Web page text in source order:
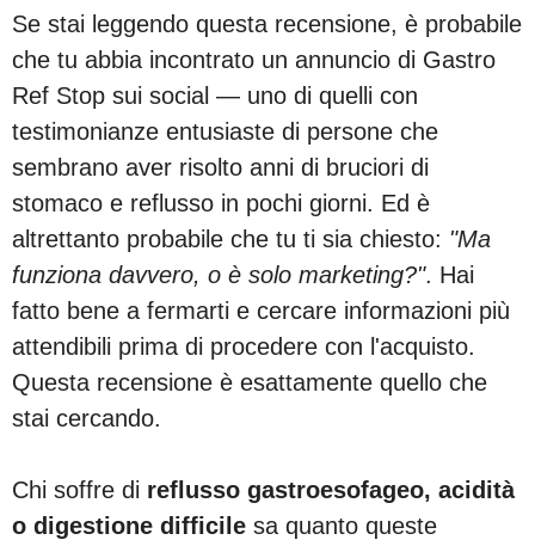
Se stai leggendo questa recensione, è probabile
che tu abbia incontrato un annuncio di Gastro
Ref Stop sui social — uno di quelli con
testimonianze entusiaste di persone che
sembrano aver risolto anni di bruciori di
stomaco e reflusso in pochi giorni. Ed è
altrettanto probabile che tu ti sia chiesto: "Ma
funziona davvero, o è solo marketing?". Hai
fatto bene a fermarti e cercare informazioni più
attendibili prima di procedere con l'acquisto.
Questa recensione è esattamente quello che
stai cercando.
Chi soffre di reflusso gastroesofageo, acidità
o digestione difficile sa quanto queste